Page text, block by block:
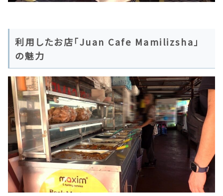
利用したお店「Juan Cafe Mamilizsha」
の魅力